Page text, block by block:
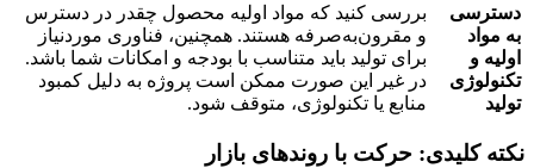
دسترسی
به مواد
اولیه و
تکنولوژی
تولید
بررسی کنید که مواد اولیه محصول چقدر در دسترس
و مقرون‌به‌صرفه هستند. همچنین، فناوری موردنیاز
برای تولید باید متناسب با بودجه و امکانات شما باشد.
در غیر این صورت ممکن است پروژه به دلیل کمبود
منابع یا تکنولوژی، متوقف شود.
نکته کلیدی: حرکت با روندهای بازار